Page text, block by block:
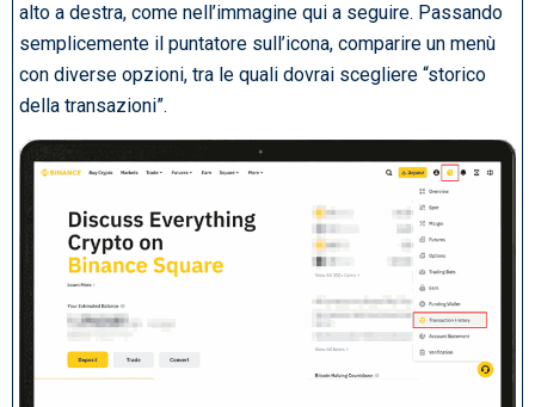
alto a destra, come nell’immagine qui a seguire. Passando
semplicemente il puntatore sull’icona, comparire un menù
con diverse opzioni, tra le quali dovrai scegliere “storico
della transazioni”.